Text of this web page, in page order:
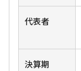
代表者
決算期